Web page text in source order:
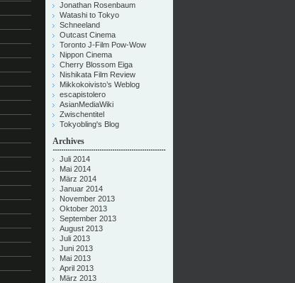
Jonathan Rosenbaum
Watashi to Tokyo
Schneeland
Outcast Cinema
Toronto J-Film Pow-Wow
Nippon Cinema
Cherry Blossom Eiga
Nishikata Film Review
Mikkokoivisto’s Weblog
escapistolero
AsianMediaWiki
Zwischentitel
Tokyobling's Blog
Archives
Juli 2014
Mai 2014
März 2014
Januar 2014
November 2013
Oktober 2013
September 2013
August 2013
Juli 2013
Juni 2013
Mai 2013
April 2013
März 2013